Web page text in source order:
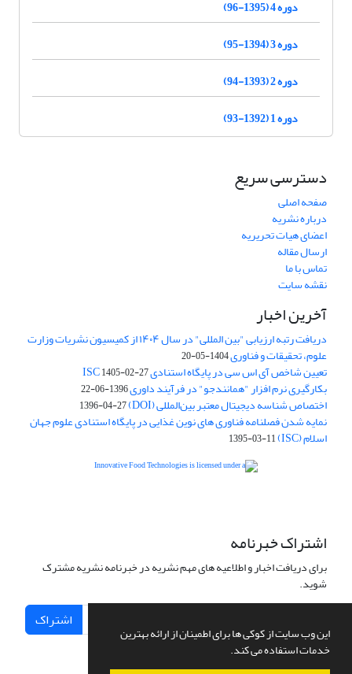
این وب سایت از کوکی ها برای اطمینان از ارائه بهترین
خدمات استفاده می کند.
دوره 4 (1395-96)
دوره 3 (1394-95)
دوره 2 (1393-94)
دوره 1 (1392-93)
دسترسی سریع
صفحه اصلی
درباره نشریه
اعضای هیات تحریریه
ارسال مقاله
تماس با ما
نقشه سایت
آخرین اخبار
دریافت رتبه ارزیابی "بین المللی" در سال ۱۴۰۴ از کمیسیون نشریات وزارت
علوم، تحقیقات و فناوری1404-05-20
تعیین شاخص آی اس سی در پایگاه استنادی ISC1405-02-27
بکارگیری نرم افزار "همانندجو" در فرآیند داوری1396-06-22
اختصاص شناسه دیجیتال معتبر بین‌المللی (DOI) 1396-04-27
نمایه شدن فصلنامه فناوری های نوین غذایی در پایگاه استنادی علوم جهان
اسلام (ISC) 1395-03-11
اشتراک خبرنامه
برای دریافت اخبار و اطلاعیه های مهم نشریه در خبرنامه نشریه مشترک
شوید.
اشتراک